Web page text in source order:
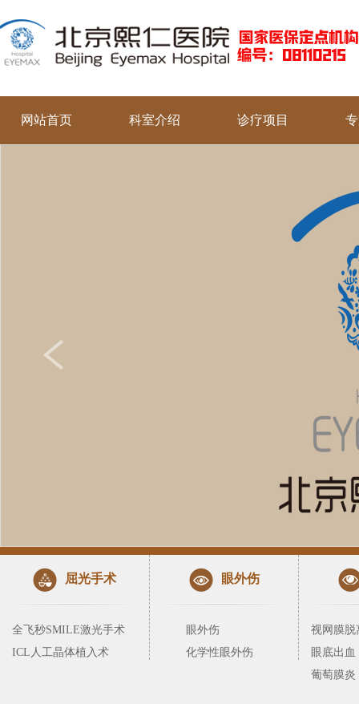
网站首页 科室介绍 诊疗项目
屈光手术
全飞秒SMILE激光手术
ICL人工晶体植入术
眼外伤
眼外伤
化学性眼外伤
视网膜脱
眼底出血
葡萄膜炎